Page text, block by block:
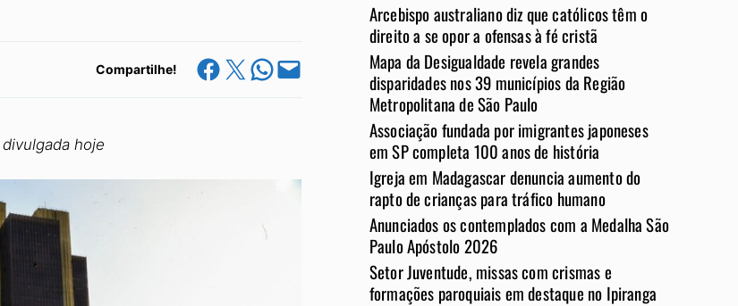
Compartilhe! Share on Facebook
Share on X Share on WhatsApp
Email this Page
hoje
Arcebispo australiano diz que católicos têm o
direito a se opor a ofensas à fé cristã
Mapa da Desigualdade revela grandes
disparidades nos 39 municípios da Região
Metropolitana de São Paulo
Associação fundada por imigrantes japoneses
em SP completa 100 anos de história
Igreja em Madagascar denuncia aumento do
rapto de crianças para tráfico humano
Anunciados os contemplados com a Medalha São
Paulo Apóstolo 2026
Setor Juventude, missas com crismas e
formações paroquiais em destaque no Ipiranga